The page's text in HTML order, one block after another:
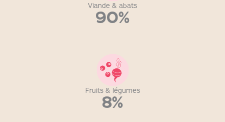
Viande & abats
90%
Fruits & légumes
8%